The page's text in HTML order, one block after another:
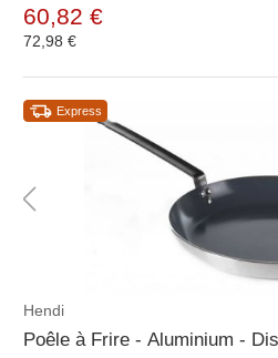
60,82 €
72,98 €
Express
Hendi
Poêle à Frire - Aluminium -